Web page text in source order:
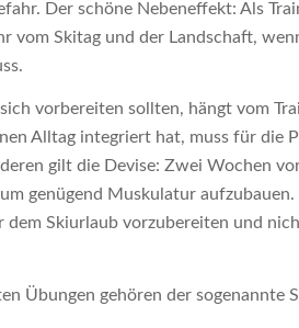
Der schöne Nebeneffekt: Als
vom Skitag und der Landschaft,
vorbereiten sollten, hängt vom
Alltag integriert hat, muss für die
gilt die Devise: Zwei Wochen
genügend Muskulatur
dem Skiurlaub vorzubereiten und
Übungen gehören der sogenannte